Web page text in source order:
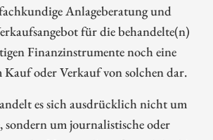
Anlageberatung und
für die behandelte(n)
Finanzinstrumente noch eine
oder Verkauf von solchen dar.
es sich ausdrücklich nicht um
sondern um journalistische oder